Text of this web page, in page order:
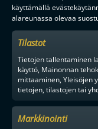
käyttämällä
alareunassa olevaa
Tilastot
Tietojen tallentaminen
käyttö, Mainonnan
mittaaminen, Yleisöjen
tietojen, tilastojen tai
Markkinointi